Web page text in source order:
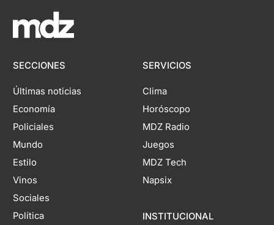
SECCIONES
Últimas noticias
Economía
Policiales
Mundo
Estilo
Vinos
Sociales
Política
SERVICIOS
Clima
Horóscopo
MDZ Radio
Juegos
MDZ Tech
Napsix
INSTITUCIONAL